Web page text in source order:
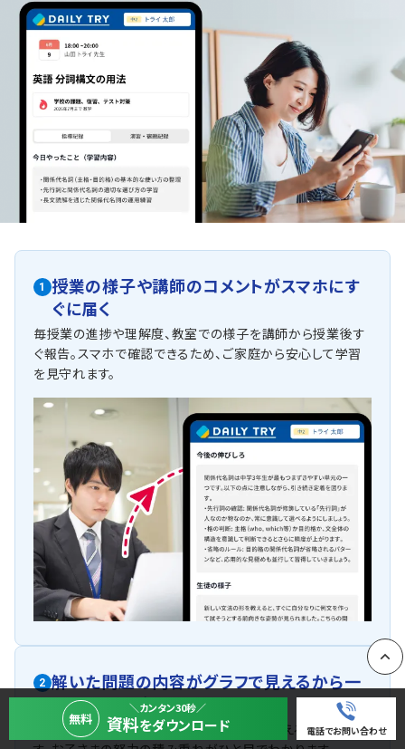
1
授業の様子や講師のコメントがスマホにす
ぐに届く
毎授業の進捗や理解度、教室での様子を講師から授業後す
ぐ報告。スマホで確認できるため、ご家庭から安心して学習
を見守れます。
2 解いた問題の内容がグラフで見えるから一
目で頑張りがわかる
どれだけ学習に取り組んだかが、グラフで見えるから安心で
無料
＼カンタン30秒／
資料をダウンロード 電話でお問い合わせ